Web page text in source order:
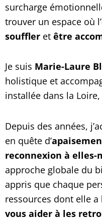
surcharge
trouver un espace où
souffler et être
Je suis Marie-Laure
holistique et
installée dans la
Depuis des années,
en quête d’
reconnexion à elles-
approche globale du
appris que chaque
ressources dont elle a
vous aider à les